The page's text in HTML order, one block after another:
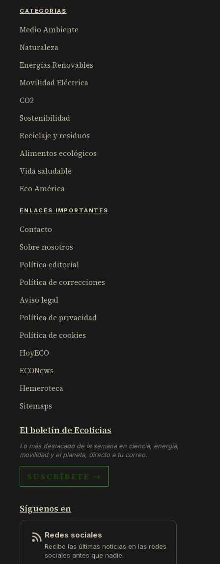
CATEGORÍAS
Medio Ambiente
Naturaleza
Energías Renovables
Movilidad Eléctrica
CO2
Sostenibilidad
Reciclaje y residuos
Alimentos ecológicos
Vida saludable
Eco América
ENLACES IMPORTANTES
Contacto
Sobre nosotros
Política editorial
Política de correcciones
Aviso legal
Política de privacidad
Política de cookies
HoyECO
ECONews
Hemeroteca
Sitemaps
El boletín de Ecoticias
Lo más destacado de la semana en ciencia, energía,
movilidad y el planeta, directo a tu correo.
SUSCRÍBETE →
Síguenos en
Redes sociales
Recibe las últimas noticias en las redes
sociales antes que nadie.